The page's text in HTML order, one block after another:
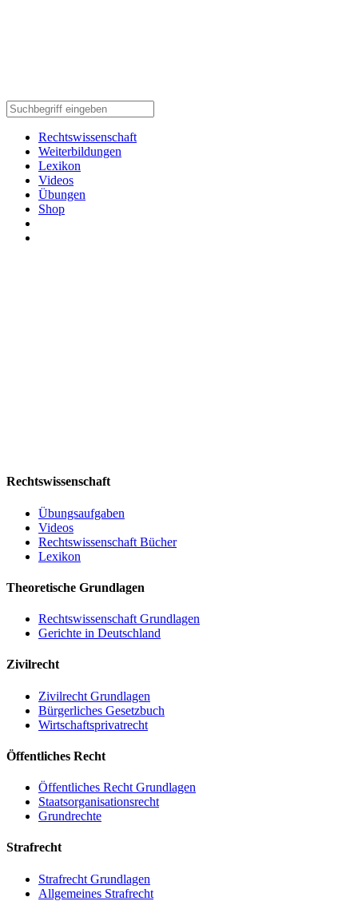
Rechtswissenschaft
Weiterbildungen
Lexikon
Videos
Übungen
Shop
Rechtswissenschaft
Übungsaufgaben
Videos
Rechtswissenschaft Bücher
Lexikon
Theoretische Grundlagen
Rechtswissenschaft Grundlagen
Gerichte in Deutschland
Zivilrecht
Zivilrecht Grundlagen
Bürgerliches Gesetzbuch
Wirtschaftsprivatrecht
Öffentliches Recht
Öffentliches Recht Grundlagen
Staatsorganisationsrecht
Grundrechte
Strafrecht
Strafrecht Grundlagen
Allgemeines Strafrecht